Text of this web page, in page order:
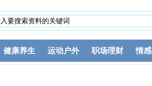
健康养生 运动户外 职场理财 情